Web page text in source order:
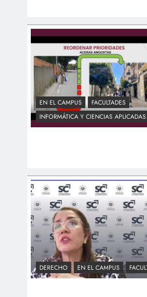
EN EL CAMPUS
FACULTADES
INFORMÁTICA Y CIENCIAS APLICADAS
DERECHO EN EL CAMPUS